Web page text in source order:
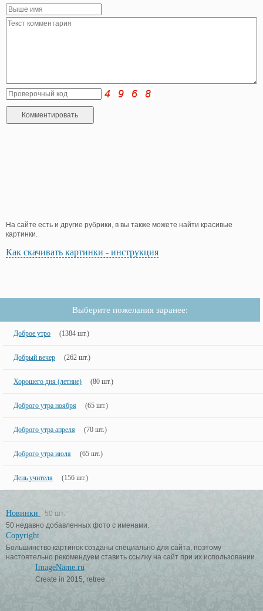
На сайте есть и другие рубрики, в вы также можете найти красивые
картинки.
Как скачивать картинки - инструкция
Выберите пожелания заранее:
Доброе утро (1384 шт.)
Добрый вечер (262 шт.)
Хорошего дня (летние) (80 шт.)
Доброго утра ноября (65 шт.)
Доброго утра апреля (70 шт.)
Доброго утра июля (65 шт.)
День учителя (156 шт.)
Новинки
50 шт.
50 недавно добавленных фото с именами.
Copyright
Большинство картинок созданы специально для сайта, поэтому
настоятельно рекомендуем ставить ссылку на сайт при их использовании.
ImageName.ru
Create in 2015, retree